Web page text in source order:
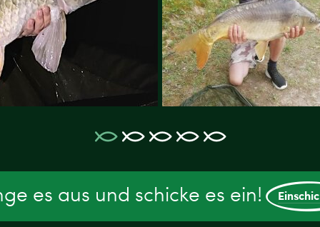
es aus und schicke es ein!